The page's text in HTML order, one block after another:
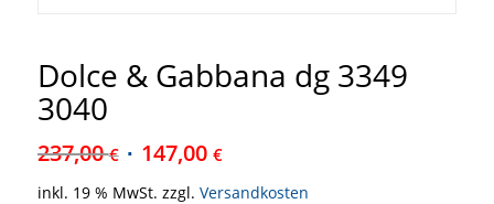
Dolce & Gabbana dg 3349
3040
237,00€ 147,00 €
inkl. 19 % MwSt. zzgl. Versandkosten